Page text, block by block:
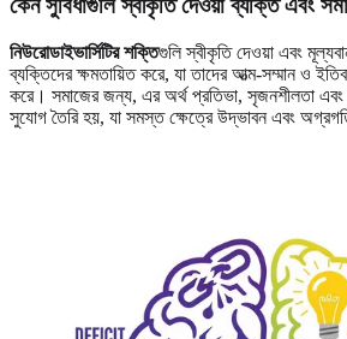
কেন সুবিধাগুলি স্বীকৃতি দেওয়া ব্যক্তি এবং
নিউরোডাইভার্সিটির শক্তিগুলি স্বীকৃতি দেওয়া এবং
ব্যক্তিদের ক্ষমতায়িত করে, যা তাদের আত্ম-সম্মান ও
করে। সমাজের জন্য, এর অর্থ প্রতিভা, সৃজনশীলতা এবং
সুযোগ তৈরি হয়, যা সমস্ত ক্ষেত্রে উদ্ভাবন এবং